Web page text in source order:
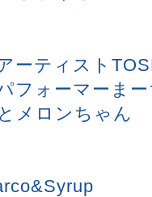
ーティスト
フォーマーま
メロンちゃん